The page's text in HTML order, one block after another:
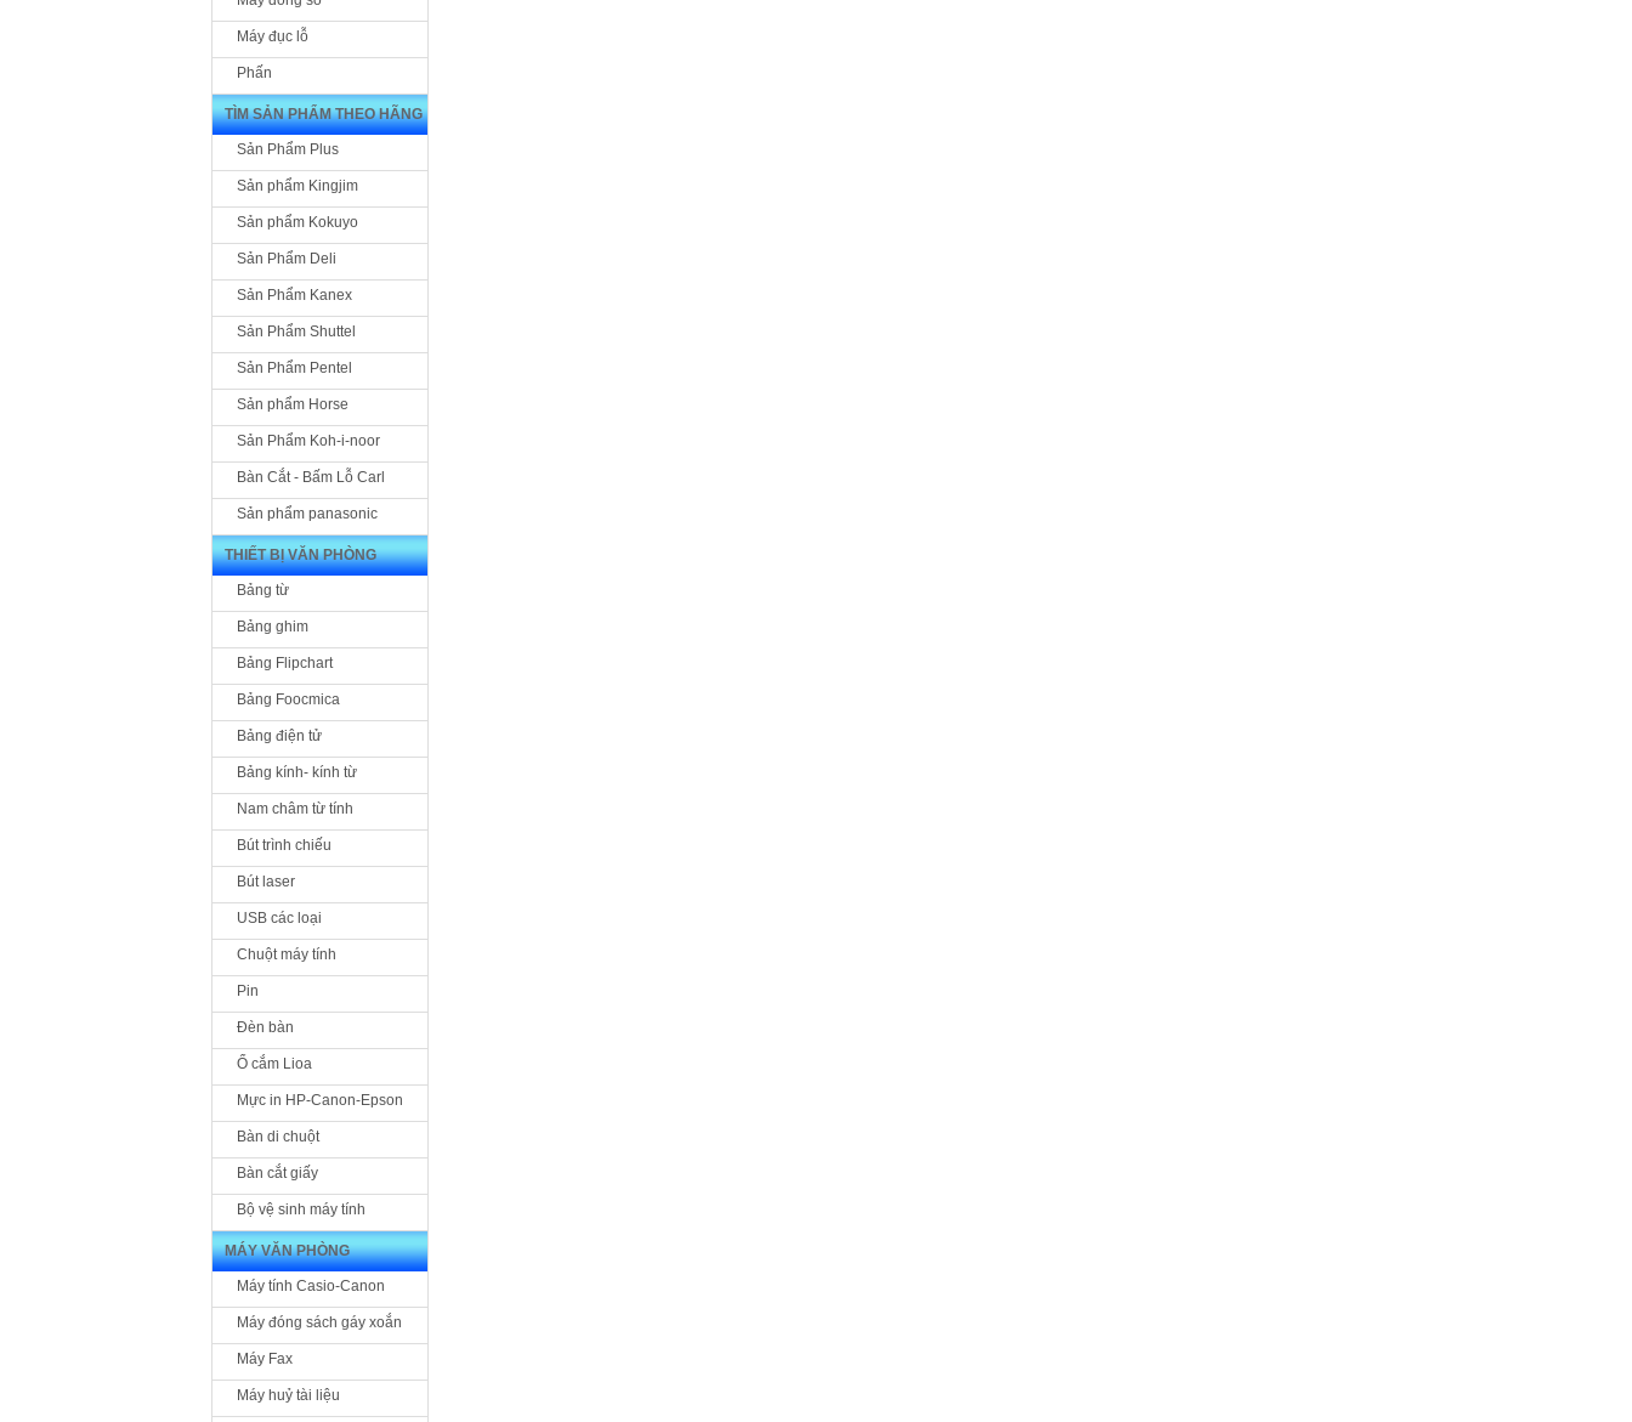
Máy đục lỗ
Phấn
TÌM SẢN PHẨM THEO HÃNG
Sản Phẩm Plus
Sản phẩm Kingjim
Sản phẩm Kokuyo
Sản Phẩm Deli
Sản Phẩm Kanex
Sản Phẩm Shuttel
Sản Phẩm Pentel
Sản phẩm Horse
Sản Phẩm Koh-i-noor
Bàn Cắt - Bấm Lỗ Carl
Sản phẩm panasonic
THIẾT BỊ VĂN PHÒNG
Bảng từ
Bảng ghim
Bảng Flipchart
Bảng Foocmica
Bảng điện tử
Bảng kính- kính từ
Nam châm từ tính
Bút trình chiếu
Bút laser
USB các loại
Chuột máy tính
Pin
Đèn bàn
Ổ cắm Lioa
Mực in HP-Canon-Epson
Bàn di chuột
Bàn cắt giấy
Bộ vệ sinh máy tính
MÁY VĂN PHÒNG
Máy tính Casio-Canon
Máy đóng sách gáy xoắn
Máy Fax
Máy huỷ tài liệu